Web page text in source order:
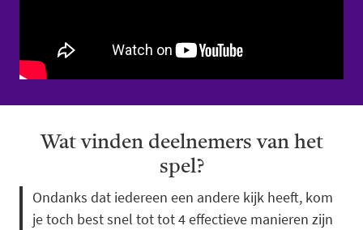
Wat vinden deelnemers van het
spel?
Ondanks dat iedereen een andere kijk heeft, kom
je toch best snel tot tot 4 effectieve manieren zijn